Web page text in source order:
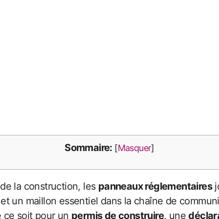
Sommaire: [Masquer]
de la construction, les panneaux réglementaires
un maillon essentiel dans la chaîne de
ce soit pour un permis de construire, une